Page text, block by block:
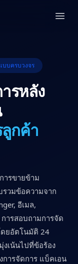
บบครบวงจร
รหลัง
กค้า
ารขายข้าม
รวมข้อความจาก
อีเมล,
ารสอบถามการจัด
ยอัตโนมัติ 24
เน้นไปที่ข้อร้อง
ารจัดการ แบ็คเอน